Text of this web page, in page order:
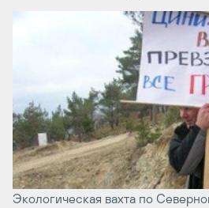
Экологическая вахта по